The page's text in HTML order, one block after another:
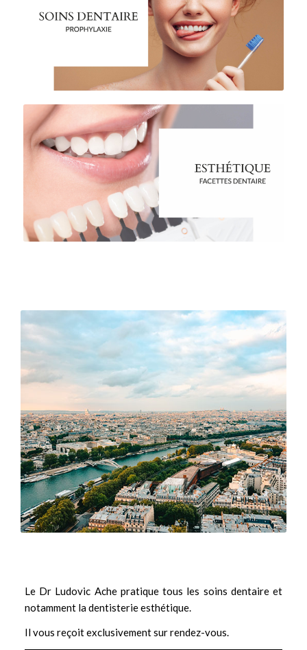
Le Dr Ludovic Ache pratique tous les soins dentaire et
notamment ladentisterie esthétique.
Il vous reçoit exclusivement sur rendez-vous.